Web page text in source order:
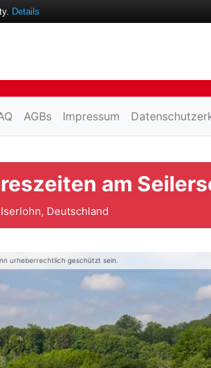
AGBs Impressum
am
Deutschland
urheberrechtlich geschützt sein.
Details